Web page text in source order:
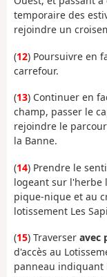
temporaire des
rejoindre un
(12) Poursuivre en
carrefour.
(13) Continuer en
champ, passer le
rejoindre le
la Banne.
(14) Prendre le
logeant sur l'herbe
pique-nique et au
lotissement Les
(15) Traverser avec
d'accès au
panneau indiquant